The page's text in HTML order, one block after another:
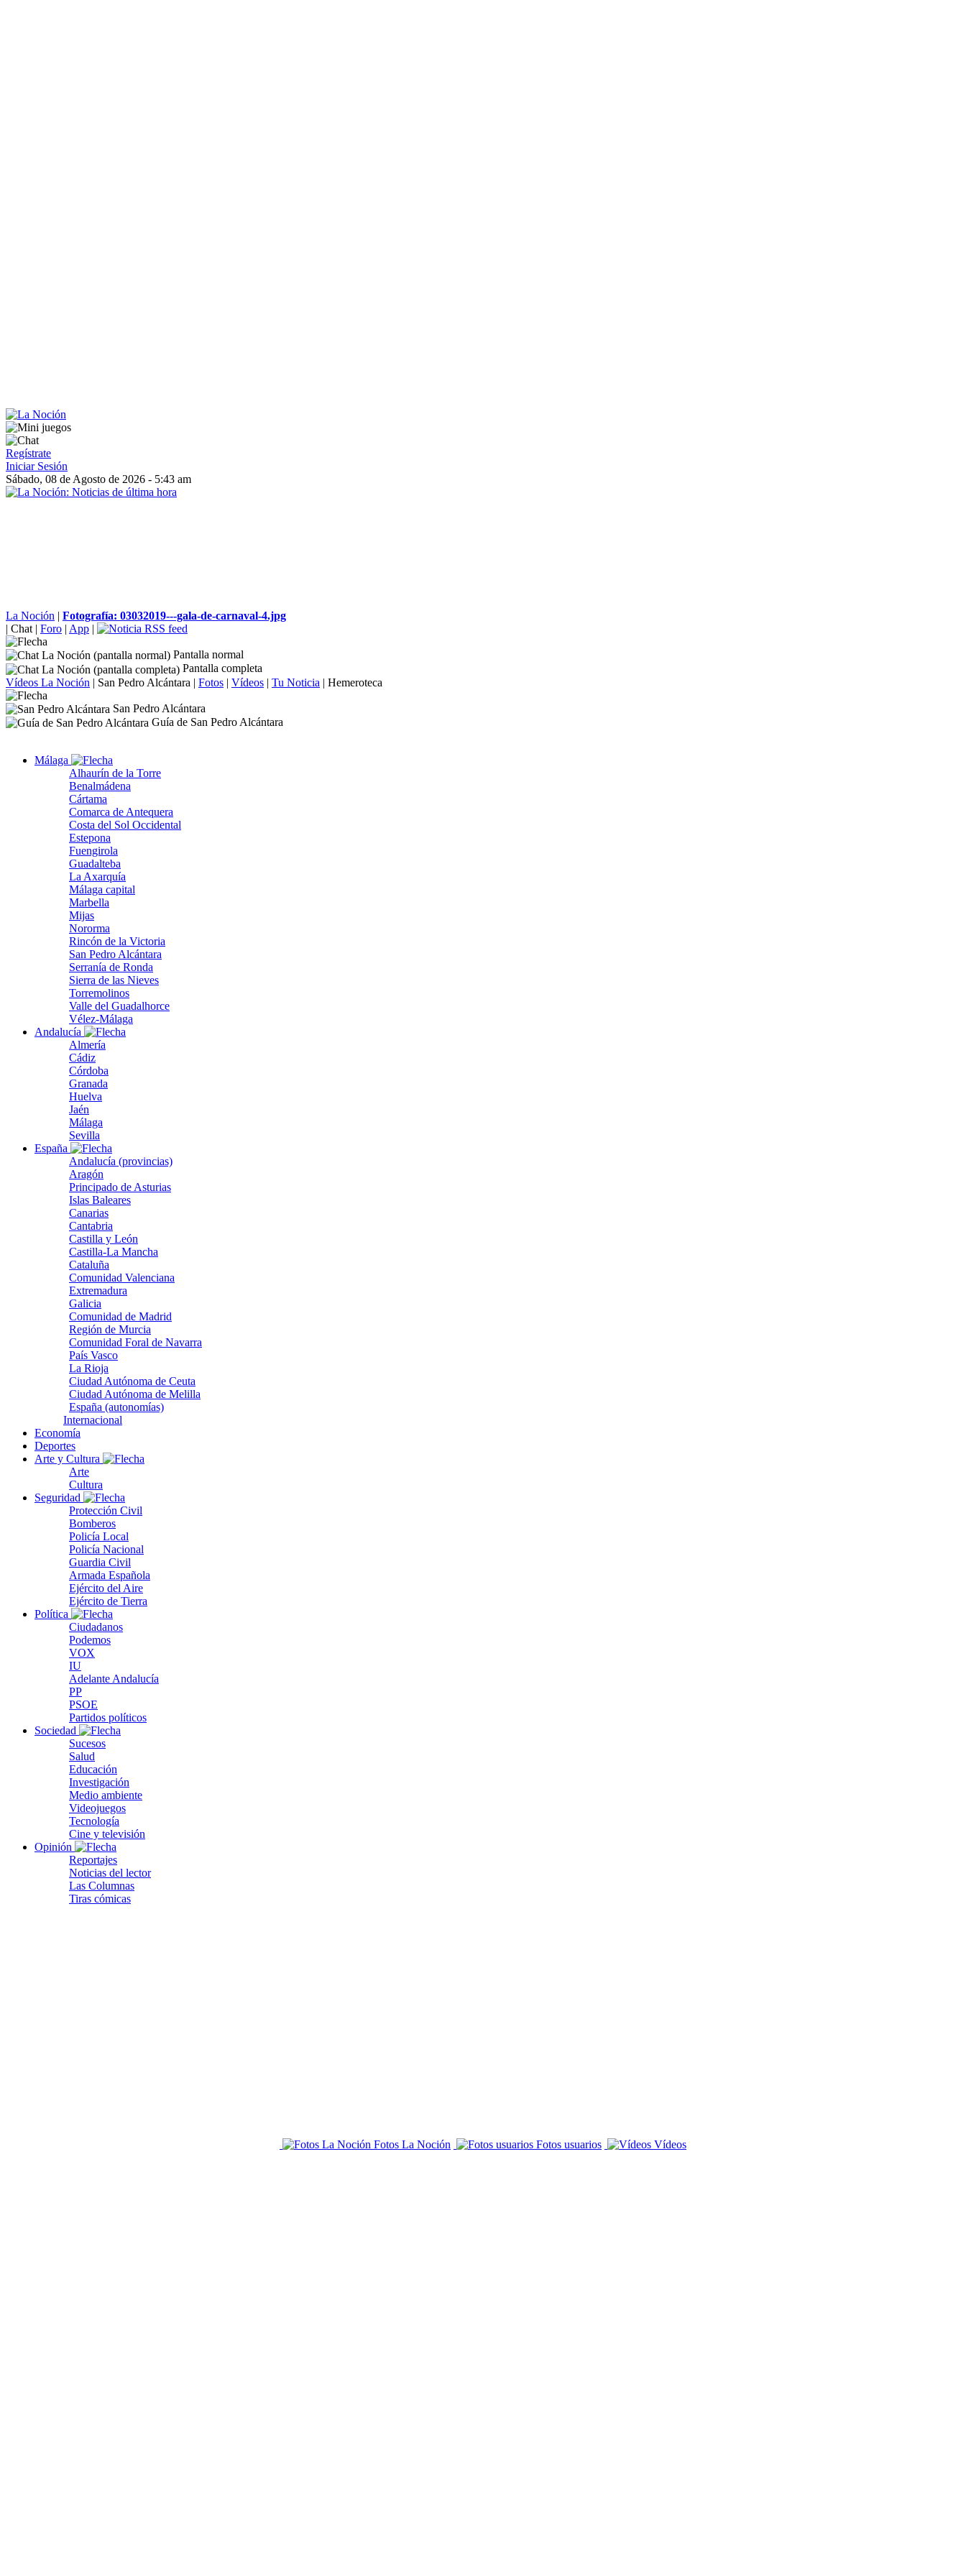
Regístrate
Iniciar Sesión
Sábado, 08 de Agosto de 2026 - 5:43 am
La Noción | Fotografía: 03032019---gala-de-carnaval-4.jpg
| Chat | Foro | App |
Pantalla normal
Pantalla completa
Vídeos La Noción | San Pedro Alcántara | Fotos | Vídeos | Tu Noticia | Hemeroteca
San Pedro Alcántara
Guía de San Pedro Alcántara
Málaga
Alhaurín de la Torre
Benalmádena
Cártama
Comarca de Antequera
Costa del Sol Occidental
Estepona
Fuengirola
Guadalteba
La Axarquía
Málaga capital
Marbella
Mijas
Nororma
Rincón de la Victoria
San Pedro Alcántara
Serranía de Ronda
Sierra de las Nieves
Torremolinos
Valle del Guadalhorce
Vélez-Málaga
Andalucía
Almería
Cádiz
Córdoba
Granada
Huelva
Jaén
Málaga
Sevilla
España
Andalucía (provincias)
Aragón
Principado de Asturias
Islas Baleares
Canarias
Cantabria
Castilla y León
Castilla-La Mancha
Cataluña
Comunidad Valenciana
Extremadura
Galicia
Comunidad de Madrid
Región de Murcia
Comunidad Foral de Navarra
País Vasco
La Rioja
Ciudad Autónoma de Ceuta
Ciudad Autónoma de Melilla
España (autonomías)
Internacional
Economía
Deportes
Arte y Cultura
Arte
Cultura
Seguridad
Protección Civil
Bomberos
Policía Local
Policía Nacional
Guardia Civil
Armada Española
Ejército del Aire
Ejército de Tierra
Política
Ciudadanos
Podemos
VOX
IU
Adelante Andalucía
PP
PSOE
Partidos políticos
Sociedad
Sucesos
Salud
Educación
Investigación
Medio ambiente
Videojuegos
Tecnología
Cine y televisión
Opinión
Reportajes
Noticias del lector
Las Columnas
Tiras cómicas
Fotos La Noción Fotos usuarios Vídeos